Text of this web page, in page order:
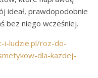
ideał, prawdopodobnie
bez niego wcześniej.
i-ludzie.pl/roz-do-
dla-kazdej-